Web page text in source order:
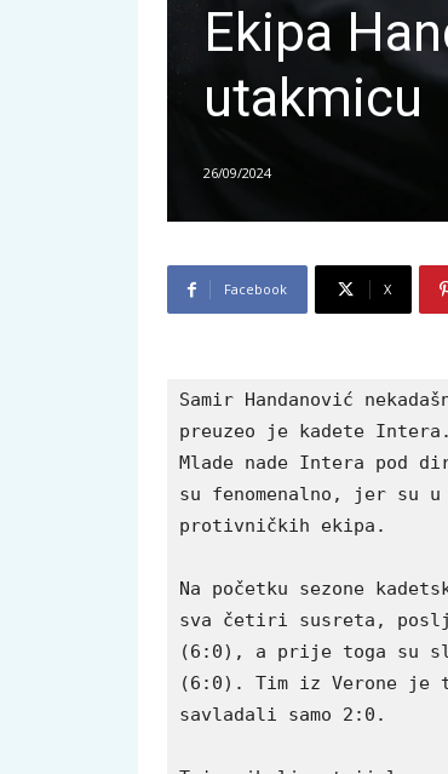
Ekipa
utakmicu
26/09/2024
Facebook X
Samir Handanović
preuzeo je kadete
Mlade nade Intera pod
su fenomenalno, jer su
protivničkih ekipa.
Na početku sezone
sva četiri susreta,
(6:0), a prije toga su
(6:0). Tim iz Verone je
savladali samo 2:0.